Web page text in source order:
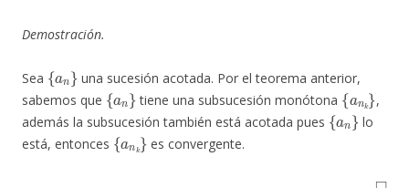
Demostración.
Sea
{a n}
una sucesión acotada. Por el teorema anterior,
sabemos que
{an}
tiene una subsucesión monótona
{an k
,
además la subsucesión también está acotada pues
{a n}
lo
está, entonces
{ank}
es convergente.
◻